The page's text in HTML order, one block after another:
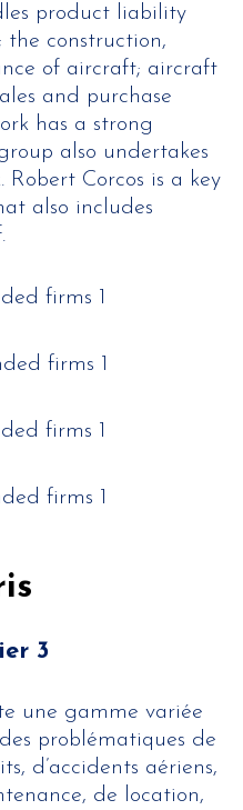
product liability
the construction,
of aircraft; aircraft
and purchase
has a strong
also undertakes
Corcos is a key
also includes
firms 1
firms 1
firms 1
firms 1
3
une gamme variée
problématiques de
d’accidents aériens,
de location,